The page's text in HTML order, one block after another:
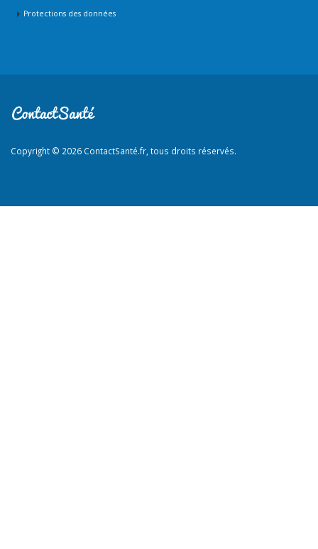
Protections des données
Copyright © 2026 ContactSanté.fr, tous droits réservés.